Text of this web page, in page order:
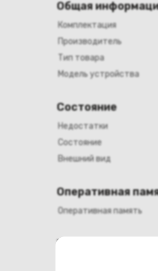
Общая
Комплектация
Производитель
Тип товара
Модель устройства
Состояние
Недостатки
Состояние
Внешний вид
Оперативная
Оперативная память
Хранение данных